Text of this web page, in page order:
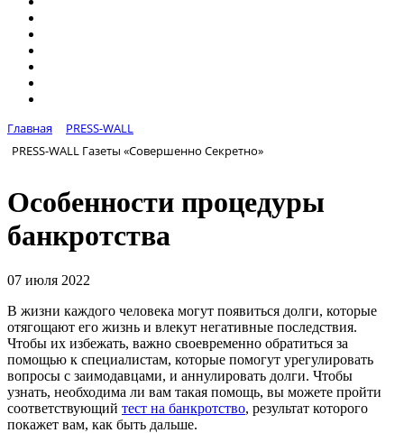
Главная
PRESS-WALL
PRESS-WALL Газеты «Совершенно Секретно»
Особенности процедуры
банкротства
07 июля 2022
В жизни каждого человека могут появиться долги, которые
отягощают его жизнь и влекут негативные последствия.
Чтобы их избежать, важно своевременно обратиться за
помощью к специалистам, которые помогут урегулировать
вопросы с заимодавцами, и аннулировать долги. Чтобы
узнать, необходима ли вам такая помощь, вы можете пройти
соответствующий тест на банкротство, результат которого
покажет вам, как быть дальше.